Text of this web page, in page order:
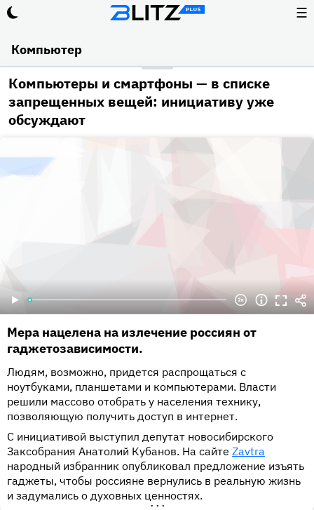
☰
Компьютер
Компьютеры и смартфоны — в списке
запрещенных вещей: инициативу уже
обсуждают
Мера нацелена на излечение россиян от
гаджетозависимости.
Людям, возможно, придется распрощаться с
ноутбуками, планшетами и компьютерами. Власти
решили массово отобрать у населения технику,
позволяющую получить доступ в интернет.
С инициативой выступил депутат новосибирского
Заксобрания Анатолий Кубанов. На сайте Zavtra
народный избранник опубликовал предложение изъять
гаджеты, чтобы россияне вернулись в реальную жизнь
и задумались о духовных ценностях.
•••